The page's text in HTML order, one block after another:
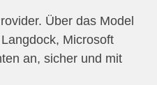
Über das Model
Microsoft
an, sicher und mit